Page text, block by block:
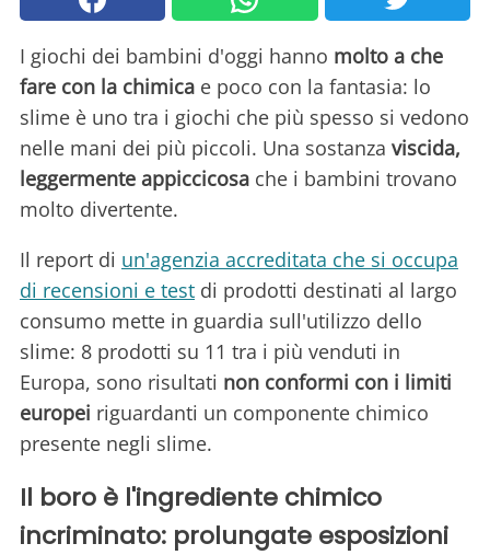
I giochi dei bambini d'oggi hanno molto a che
fare con la chimica e poco con la fantasia: lo
slime è uno tra i giochi che più spesso si vedono
nelle mani dei più piccoli. Una sostanza viscida,
leggermente appiccicosa che i bambini trovano
molto divertente.
Il report di un'agenzia accreditata che si occupa
di recensioni e test di prodotti destinati al largo
consumo mette in guardia sull'utilizzo dello
slime: 8 prodotti su 11 tra i più venduti in
Europa, sono risultati non conformi con i limiti
europei riguardanti un componente chimico
presente negli slime.
Il boro è l'ingrediente chimico
incriminato: prolungate esposizioni